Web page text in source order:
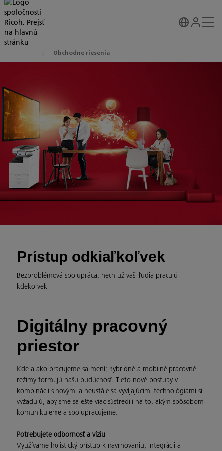
Obchodne riesenia
Prístup odkiaľkoľvek
Bezproblémová spolupráca, nech už vaši ľudia pracujú
kdekoľvek
Digitálny pracovný
priestor
Kde a ako pracujeme sa mení; hybridné a mobilné pracovné
režimy formujú našu budúcnosť. Tieto nové postupy v
kombinácii s novými a neustále sa vyvíjajúcimi technológiami si
vyžadujú, aby sme sa ešte viac sústredili na to, akým spôsobom
komunikujeme a spolupracujeme.
Potrebujete odbornosť a víziu
Využívame holistický prístup k navrhovaniu, integrácii a